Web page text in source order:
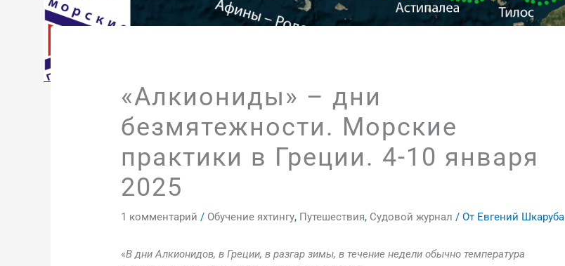
«Алкиониды» – дни
безмятежности. Морские
практики в Греции. 4-10 января
2025
1 комментарий / Обучение яхтингу, Путешествия, Судовой журнал / От Евгений Шкаруба
«В дни Алкионидов, в Греции, в разгар зимы, в течение недели обычно температура